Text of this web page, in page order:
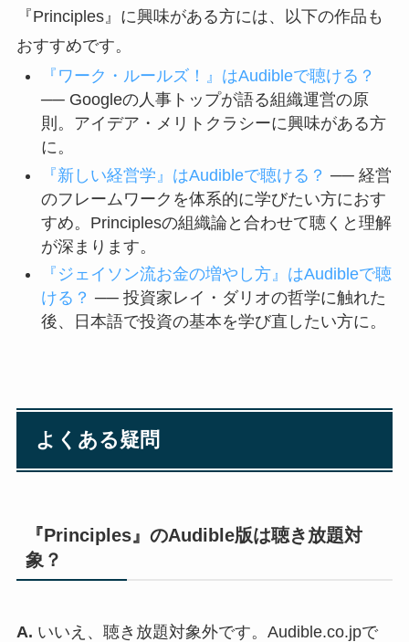
『Principles』に興味がある方には、以下の作品も
おすすめです。
『ワーク・ルールズ！』はAudibleで聴ける？
── Googleの人事トップが語る組織運営の原
則。アイデア・メリトクラシーに興味がある方
に。
『新しい経営学』はAudibleで聴ける？ ── 経営
のフレームワークを体系的に学びたい方におす
すめ。Principlesの組織論と合わせて聴くと理解
が深まります。
『ジェイソン流お金の増やし方』はAudibleで聴
ける？ ── 投資家レイ・ダリオの哲学に触れた
後、日本語で投資の基本を学び直したい方に。
よくある疑問
『Principles』のAudible版は聴き放題対
象？
A. いいえ、聴き放題対象外です。Audible.co.jpで